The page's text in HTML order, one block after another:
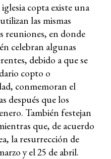
copta existe una
las mismas
reuniones, en donde
celebran algunas
debido a que se
copto o
conmemoran el
después que los
También festejan
que, de acuerdo
la resurrección de
y el 25 de abril.